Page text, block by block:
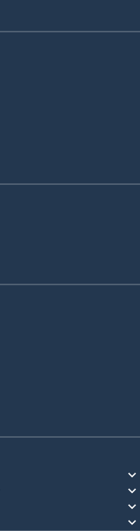
expand_more
expand_more
expand_more
expand_more